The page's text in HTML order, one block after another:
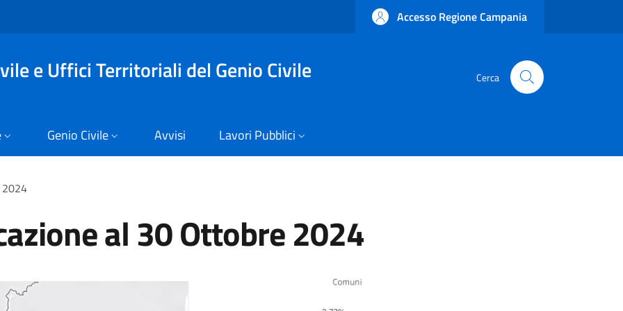
Accesso Regione Campania
e Uffici Territoriali del Genio Civile Cerca
Genio Civile Avvisi Lavori Pubblici
al 30 Ottobre 2024